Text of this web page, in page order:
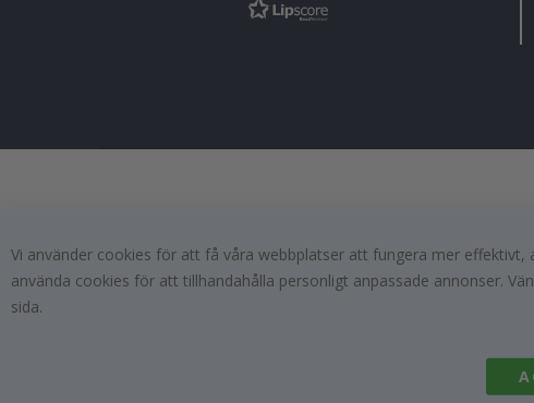
Vi använder cookies för att få våra webbplatser att fungera mer
använda cookies för att tillhandahålla personligt anpassade annonser.
sida.